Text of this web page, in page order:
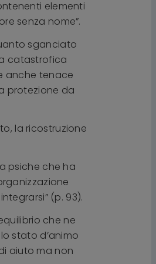
elementi
senza nome”.
sganciato
catastrofica
anche tenace
protezione da
la ricostruzione
psiche che ha
(p. 93).
che ne
stato d’animo
aiuto ma non